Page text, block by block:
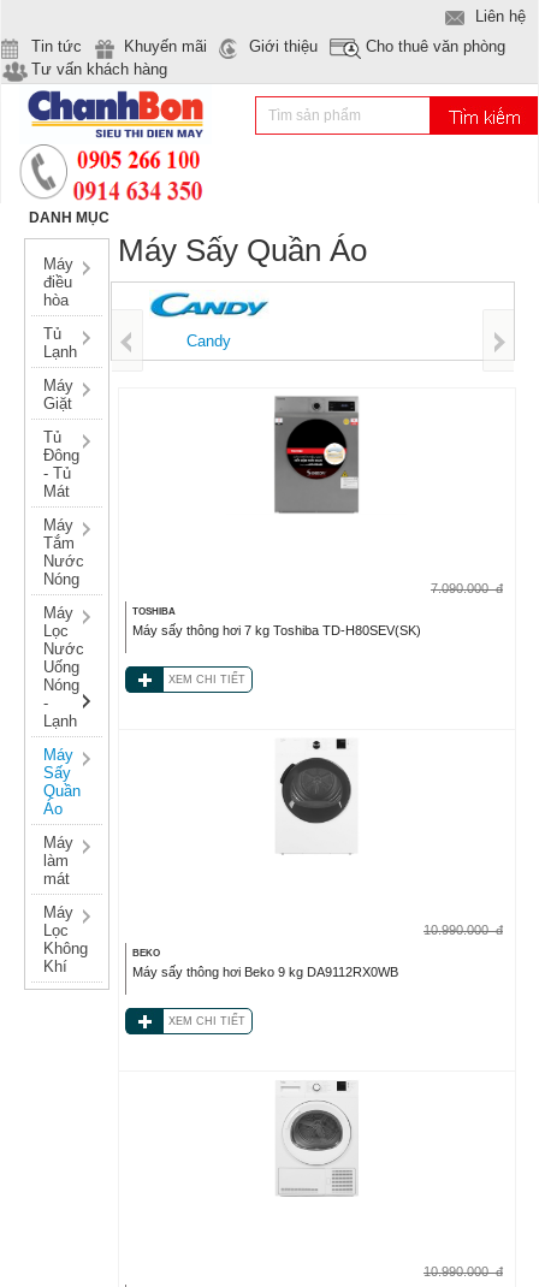
Liên hệ
Tin tức
Khuyến mãi Giới thiệu
Cho thuê văn phòng
Tư vấn khách hàng
DANH MỤC
Máy
điều
hòa
Tủ
Lạnh
Máy
Giặt
Tủ
Đông
- Tủ
Mát
Máy
Tắm
Nước
Nóng
Máy
Lọc
Nước
Uống
Nóng
-
Lạnh
Máy
Sấy
Quần
Áo
Máy
làm
mát
Máy
Lọc
Không
Khí
Máy Sấy Quần Áo
Candy
7.090.000 đ
TOSHIBA
Máy sấy thông hơi 7 kg Toshiba TD-H80SEV(SK)
XEM CHI TIẾT
10.990.000 đ
BEKO
Máy sấy thông hơi Beko 9 kg DA9112RX0WB
XEM CHI TIẾT
10.990.000 đ